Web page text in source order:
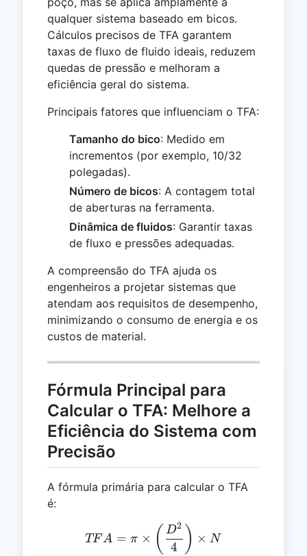
qualquer sistema baseado em bicos.
Cálculos precisos de TFA garantem
taxas de fluxo de fluido ideais, reduzem
quedas de pressão e melhoram a
eficiência geral do sistema.
Principais fatores que influenciam o TFA:
Tamanho do bico: Medido em
incrementos (por exemplo, 10/32
polegadas).
Número de bicos: A contagem total
de aberturas na ferramenta.
Dinâmica de fluidos: Garantir taxas
de fluxo e pressões adequadas.
A compreensão do TFA ajuda os
engenheiros a projetar sistemas que
atendam aos requisitos de desempenho,
minimizando o consumo de energia e os
custos de material.
Fórmula Principal para
Calcular o TFA: Melhore a
Eficiência do Sistema com
Precisão
A fórmula primária para calcular o TFA
é:
TFA = \pi \times
TFA = π × ( 4
D2 ) × N